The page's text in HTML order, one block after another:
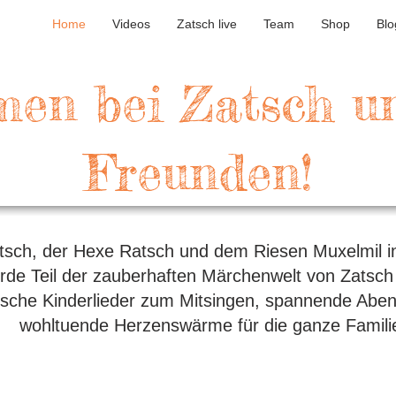
Home Videos Zatsch live Team Shop
bei Zatsch
Freunden!
der Hexe Ratsch und dem Riesen Muxelmil
Teil der zauberhaften Märchenwelt von
Kinderlieder zum Mitsingen, spannende
wohltuende Herzenswärme für die ganze